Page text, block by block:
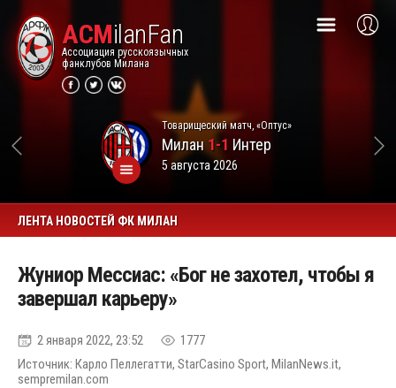
ACMilanFan
Ассоциация русскоязычных
фанклубов Милана
Товарищеский матч, «Оптус»
Милан1-1 Интер
5 августа 2026
ЛЕНТА НОВОСТЕЙ ФК МИЛАН
Жуниор Мессиас: «Бог не захотел, чтобы я
завершал карьеру»
2 января 2022, 23:52
1777
Источник: Карло Пеллегатти, StarCasino Sport, MilanNews.it,
sempremilan.com